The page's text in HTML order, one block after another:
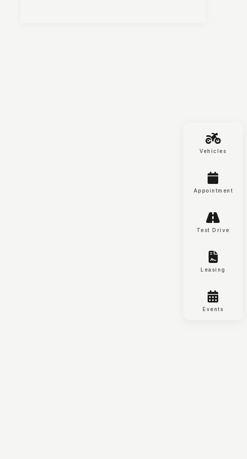
Vehicles
Appointment
Test Drive
Leasing
Events